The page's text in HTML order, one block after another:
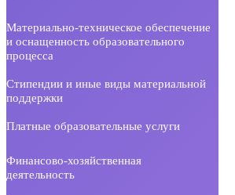
Материально-техническое обеспечение
и оснащенность образовательного
процесса
Стипендии и иные виды материальной
поддержки
Платные образовательные услуги
Финансово-хозяйственная
деятельность